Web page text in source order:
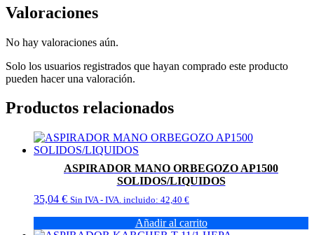
Valoraciones
No hay valoraciones aún.
Solo los usuarios registrados que hayan comprado este producto
pueden hacer una valoración.
Productos relacionados
ASPIRADOR MANO ORBEGOZO AP1500
SOLIDOS/LIQUIDOS
35,04 € Sin IVA - IVA. incluido: 42,40 €
Añadir al carrito